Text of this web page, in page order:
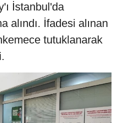
İstanbul'da
alındı. İfadesi alınan
tutuklanarak